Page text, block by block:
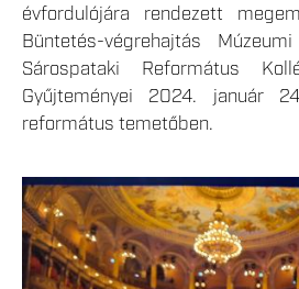
évfordulójára rendezett
Büntetés-végrehajtás
Sárospataki Református
Gyűjteményei 2024. január
református temetőben.